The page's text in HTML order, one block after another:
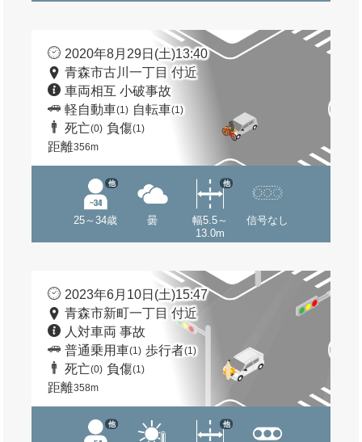
2020年8月29日(土)13:40
青森市古川一丁目 付近
車両相互 小破事故
軽自動車(1) 自転車(1)
死亡(0) 負傷(1)
距離356m
25～34歳
他
曇
幅5.5～
13.0m
他
信号なし
2023年6月10日(土)15:47
青森市新町一丁目 付近
人対車両 事故
普通乗用車(1) 歩行者(1)
死亡(0) 負傷(1)
距離358m
他 他